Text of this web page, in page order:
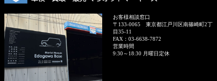
お客様相談窓口
〒133-0065
東京都江戸川区南篠崎町2丁
目35-11
FAX： 03-6638-7872
営業時間
9:30～18:30 月曜日定休